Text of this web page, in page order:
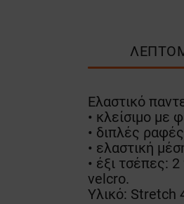
Ελαστικό
• κλείσιμο με
• διπλές ραφές
• ελαστική
• έξι τσέπες:
velcro.
Υλικό: Stretch